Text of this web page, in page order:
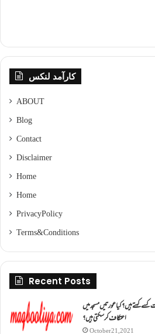
کارآمد لنکس
ABOUT
Blog
Contact
Disclaimer
Home
Home
Privacy Policy
Terms & Conditions
Recent Posts
کہتے ہیں؟کیا عورتیں مسجد میں
اعتکاف کر سکتی ہیں؟
October 21, 2021